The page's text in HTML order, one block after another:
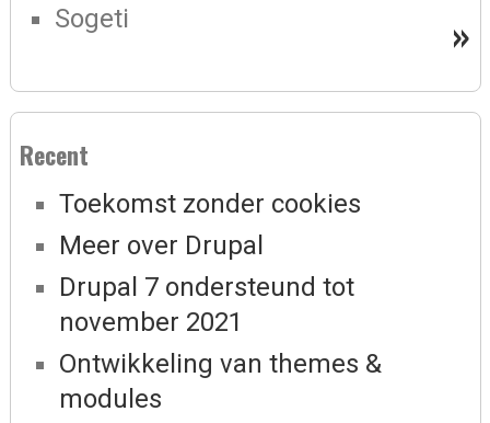
Sogeti
»
Recent
Toekomst zonder cookies
Meer over Drupal
Drupal 7 ondersteund tot
november 2021
Ontwikkeling van themes &
modules